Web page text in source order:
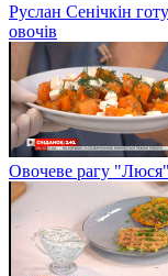
Руслан Сенічкін
овочів
Овочеве рагу "Люся"